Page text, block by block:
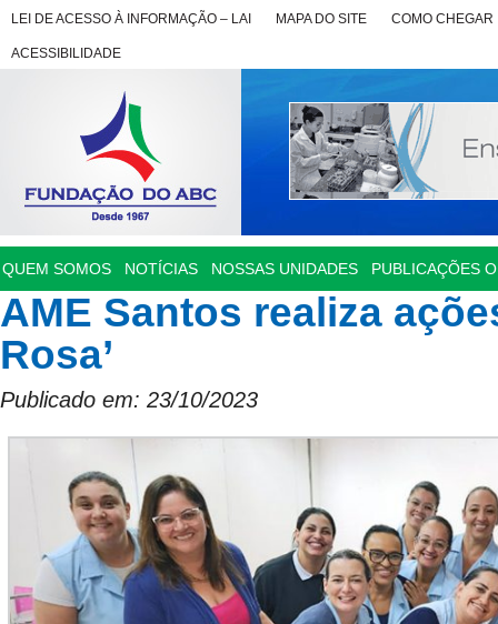
LEI DE ACESSO À INFORMAÇÃO – LAI MAPA DO SITE COMO CHEGAR
ACESSIBILIDADE
QUEM SOMOS NOTÍCIAS NOSSAS UNIDADES PUBLICAÇÕES
AME Santos realiza
Rosa’
Publicado em: 23/10/2023